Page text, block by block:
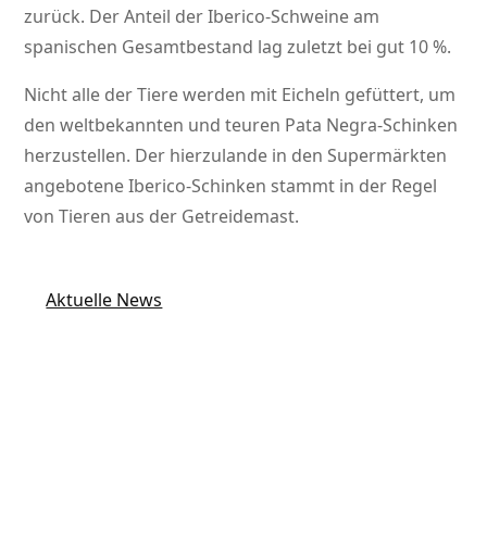
zurück. Der Anteil der Iberico-Schweine am
spanischen Gesamtbestand lag zuletzt bei gut 10 %.
Nicht alle der Tiere werden mit Eicheln gefüttert, um
den weltbekannten und teuren Pata Negra-Schinken
herzustellen. Der hierzulande in den Supermärkten
angebotene Iberico-Schinken stammt in der Regel
von Tieren aus der Getreidemast.
Aktuelle News